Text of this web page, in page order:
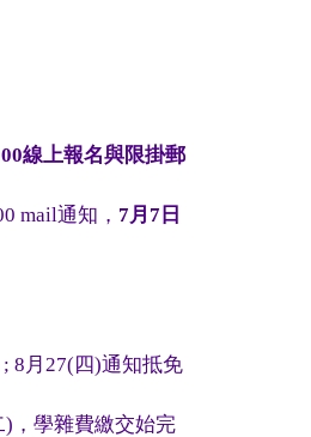
線上報名與限掛郵
mail通知， 7月 7 日
8月27(四)通知抵免
，學雜費繳交始完